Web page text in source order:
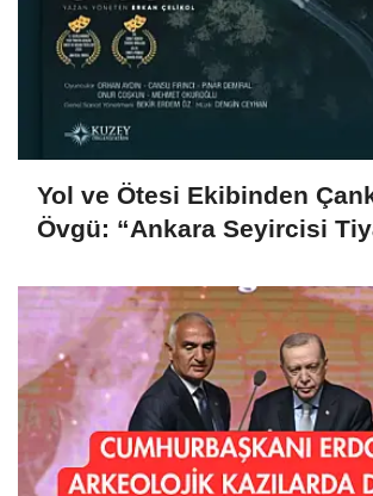
Yol ve Ötesi Ekibinden
Övgü: “Ankara Seyircisi